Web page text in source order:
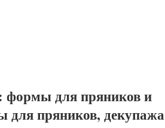
для пряников и
для пряников,